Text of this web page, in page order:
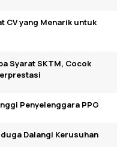
CV yang Menarik untuk
Syarat SKTM, Cocok
Penyelenggara PPG
Dalangi Kerusuhan